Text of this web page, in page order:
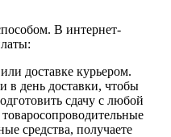
В интернет-
доставке курьером.
в день доставки, чтобы
сдачу с любой
средства, получаете